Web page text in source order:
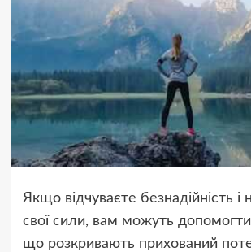
Якщо відчуваєте безнадійність і
свої сили, вам можуть допомогти
що розкривають прихований